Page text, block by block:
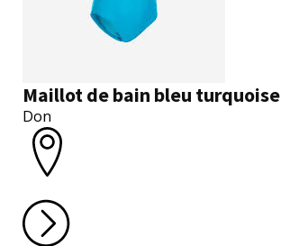
Maillot de bain bleu turquoise
Don